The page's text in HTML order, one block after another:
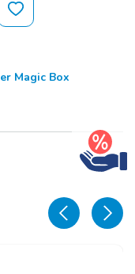
Magic Box